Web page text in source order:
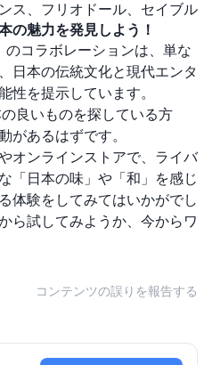
ス、フリオドール、セイブル
の魅力を発見しよう！
のコラボレーションは、単な
日本の伝統文化と現代エンタ
性を提示しています。
良いものを探している方
があるはずです。
オンラインストアで、ライバ
「日本の味」や「和」を感じ
体験をしてみてはいかがでし
ら試してみようか、今からワ
コンテンツの誤りを報告する